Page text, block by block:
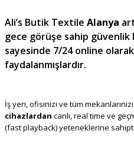
Ali’s Butik Textile Alanya
gece görüşe sahip güvenlik
sayesinde 7/24 online
faydalanmışlardır.
İş yeri, ofisinizi ve tüm
cihazlardan canlı, real time ve
(fast playback) yeteneklerine